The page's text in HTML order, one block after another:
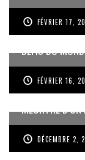
FÉVRIER 17,
« UN GOSIER
DÉFIS DU
FÉVRIER 16,
MEURTRE
DÉCEMBRE 2,